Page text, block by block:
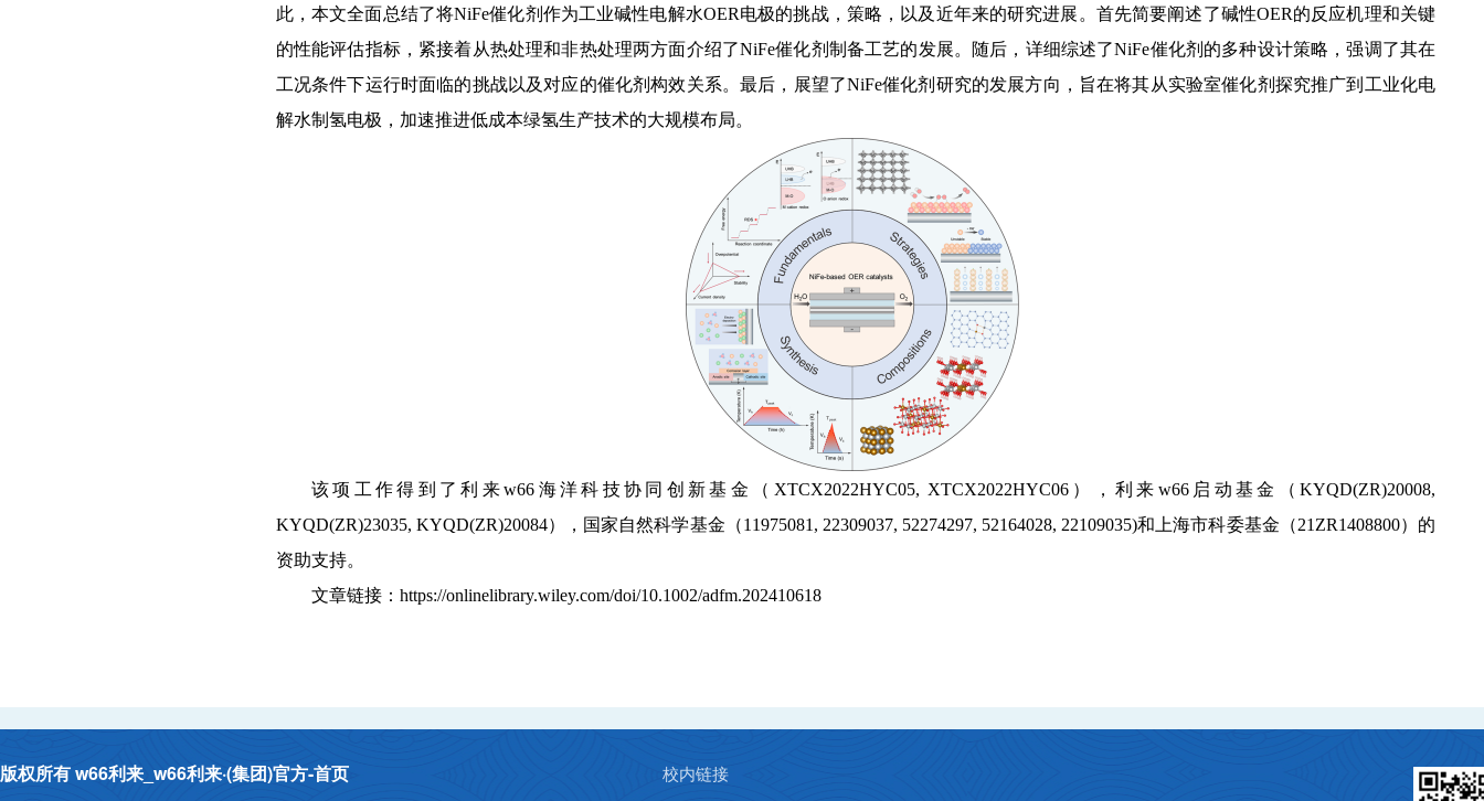
此，本文全面总结了将NiFe催化剂作为工业碱性电解水OER电极的挑战，策略，以及近年来的研究进展。首先简要阐述了碱性OER的反应机理和关键
的性能评估指标，紧接着从热处理和非热处理两方面介绍了NiFe催化剂制备工艺的发展。随后，详细综述了NiFe催化剂的多种设计策略，强调了其在
工况条件下运行时面临的挑战以及对应的催化剂构效关系。最后，展望了NiFe催化剂研究的发展方向，旨在将其从实验室催化剂探究推广到工业化电
解水制氢电极，加速推进低成本绿氢生产技术的大规模布局。
该项工作得到了利来w66海洋科技协同创新基金（ XTCX2022HYC05, XTCX2022HYC06），利来w66启动基金（KYQD(ZR)20008,
KYQD(ZR)23035, KYQD(ZR)20084），国家自然科学基金（11975081, 22309037, 52274297, 52164028, 22109035)和上海市科委基金（21ZR1408800）的
资助支持。
文章链接： https://onlinelibrary.wiley.com/doi/10.1002/adfm.202410618
版权所有 w66利来_w66利来·(集团)官方-首页 校内链接